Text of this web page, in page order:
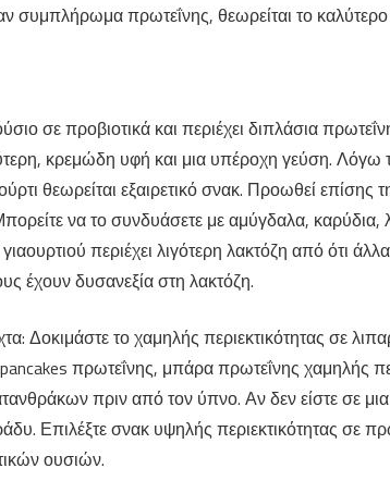
συμπλήρωμα πρωτεΐνης, θεωρείται το καλύτερο
σε προβιοτικά και περιέχει διπλάσια
κρεμώδη υφή και μια υπέροχη γεύση. Λόγω
θεωρείται εξαιρετικό σνακ. Προωθεί επίσης
να το συνδυάσετε με αμύγδαλα,
περιέχει λιγότερη λακτόζη από ότι
έχουν δυσανεξία στη λακτόζη.
Δοκιμάστε το χαμηλής περιεκτικότητας σε
πρωτεΐνης, μπάρα πρωτεΐνης χαμηλής
πριν από τον ύπνο. Αν δεν είστε σε μια
Επιλέξτε σνακ υψηλής περιεκτικότητας σε
ουσιών.